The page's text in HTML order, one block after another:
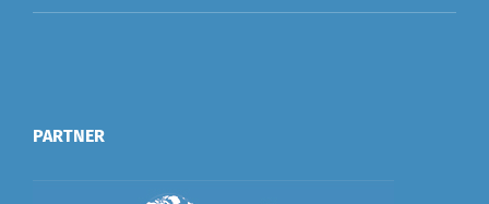
PARTNER